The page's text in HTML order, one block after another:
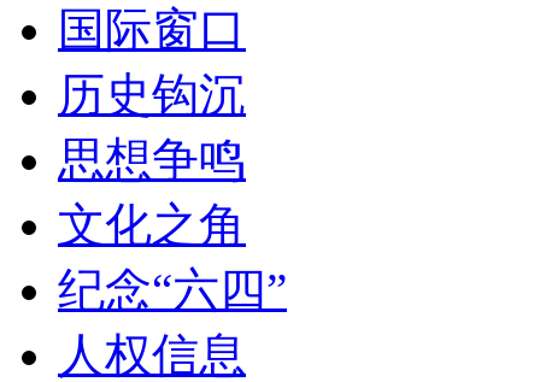
国际窗口
历史钩沉
思想争鸣
文化之角
纪念“六四”
人权信息